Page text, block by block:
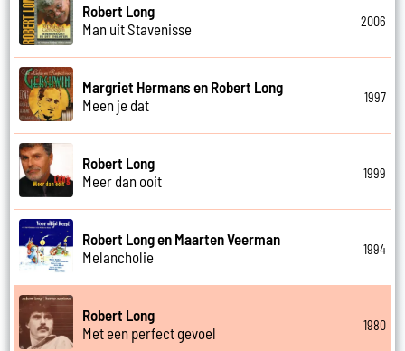
Robert Long
Man uit Stavenisse
2006
Margriet Hermans en Robert Long
Meen je dat
1997
Robert Long
Meer dan ooit
1999
Robert Long en Maarten Veerman
Melancholie
1994
Robert Long
Met een perfect gevoel
1980